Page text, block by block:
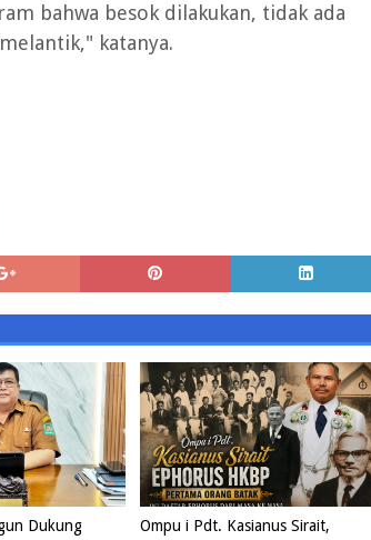
bahwa besok dilakukan, tidak ada
katanya.
Dukung
Ompu i Pdt. Kasianus Sirait,